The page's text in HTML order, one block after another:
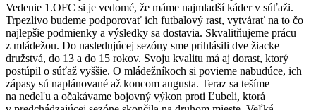
Vedenie 1.OFC si je vedomé, že máme najmladší káder v súťaži.
Trpezlivo budeme podporovať ich futbalový rast, vytvárať na to čo
najlepšie podmienky a výsledky sa dostavia. Skvalitňujeme prácu
z mládežou. Do nasledujúcej sezóny sme prihlásili dve žiacke
družstvá, do 13 a do 15 rokov. Svoju kvalitu má aj dorast, ktorý
postúpil o súťaž vyššie. O mládežníkoch si povieme nabudúce, ich
zápasy sú naplánované až koncom augusta. Teraz sa tešíme
na nedeľu a očakávame bojovný výkon proti Ľubeli, ktorá